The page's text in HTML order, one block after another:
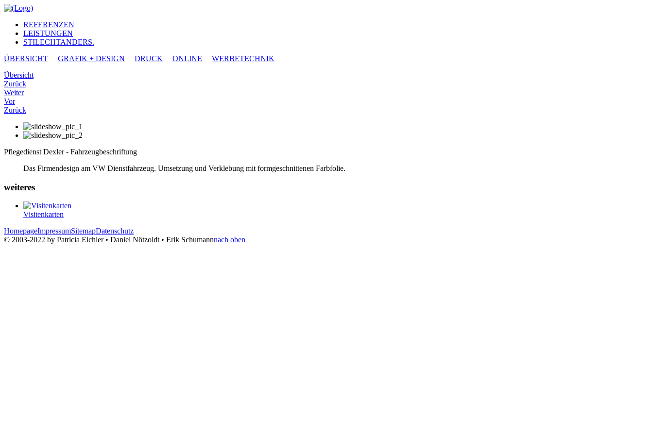
REFERENZEN
LEISTUNGEN
STILECHTANDERS.
ÜBERSICHT
GRAFIK + DESIGN DRUCK ONLINE
WERBETECHNIK
Übersicht
Zurück
Weiter
Vor
Zurück
Pflegedienst Dexler - Fahrzeugbeschriftung
Das Firmendesign am VW Dienstfahrzeug. Umsetzung und Verklebung mit formgeschnittenen Farbfolie.
weiteres
Visitenkarten
HomepageImpressumSitemapDatenschutz
© 2003-2022 by Patricia Eichler • Daniel Nötzoldt • Erik Schumannnach oben